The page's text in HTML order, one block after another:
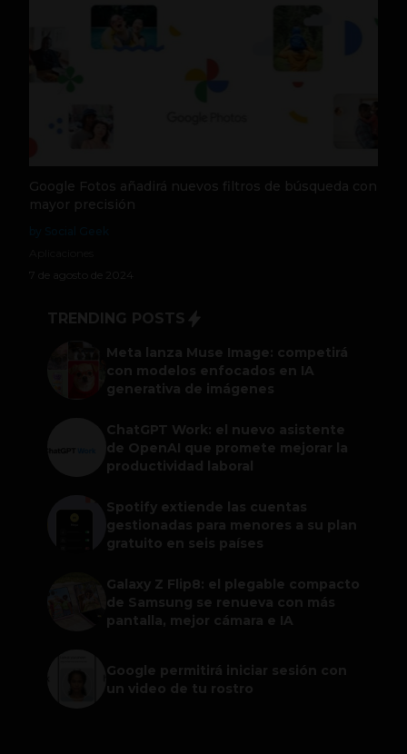
Google Fotos añadirá nuevos filtros de búsqueda con
mayor precisión
7 de agosto de 2024
TRENDING POSTS
Meta lanza Muse Image: competirá
con modelos enfocados en IA
generativa de imágenes
ChatGPT Work: el nuevo asistente
de OpenAI que promete mejorar la
productividad laboral
Spotify extiende las cuentas
gestionadas para menores a su plan
gratuito en seis países
Galaxy Z Flip8: el plegable compacto
de Samsung se renueva con más
pantalla, mejor cámara e IA
Google permitirá iniciar sesión con
un video de tu rostro